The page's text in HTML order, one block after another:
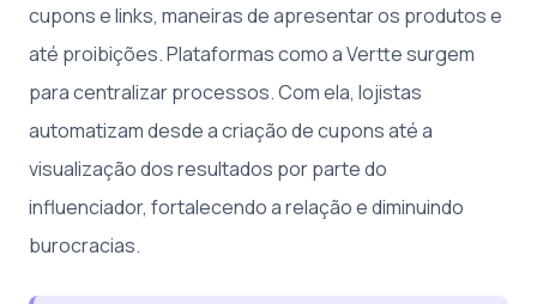
cupons e links, maneiras de apresentar os produtos e
até proibições. Plataformas como a Vertte surgem
para centralizar processos. Com ela, lojistas
automatizam desde a criação de cupons até a
visualização dos resultados por parte do
influenciador, fortalecendo a relação e diminuindo
burocracias.